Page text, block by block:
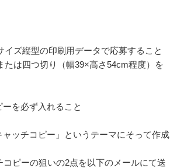
ズ縦型の印刷用データで応募すること
は四つ切り（幅39×高さ54cm程度）を
を必ず入れること
ッチコピー」というテーマにそって作成
ピーの狙いの2点を以下のメールにて送